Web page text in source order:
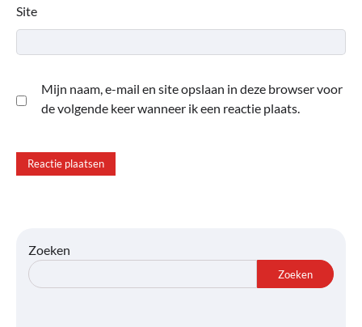
Site
Mijn naam, e-mail en site opslaan in deze browser voor
de volgende keer wanneer ik een reactie plaats.
Zoeken
Zoeken